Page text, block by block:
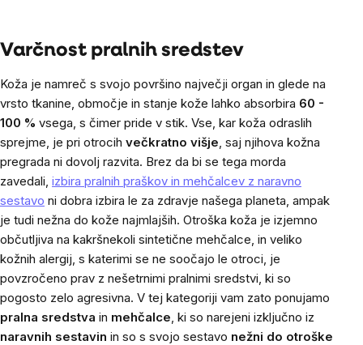
controls
Varčnost pralnih sredstev
Koža je namreč s svojo površino največji organ in glede na
vrsto tkanine, območje in stanje kože lahko absorbira 60 -
100 % vsega, s čimer pride v stik. Vse, kar koža odraslih
sprejme, je pri otrocih večkratno višje , saj njihova kožna
pregrada ni dovolj razvita. Brez da bi se tega morda
zavedali, izbira pralnih praškov in mehčalcev z naravno
sestavo ni dobra izbira le za zdravje našega planeta, ampak
je tudi nežna do kože najmlajših. Otroška koža je izjemno
občutljiva na kakršnekoli sintetične mehčalce, in veliko
kožnih alergij, s katerimi se ne soočajo le otroci, je
povzročeno prav z nešetrnimi pralnimi sredstvi, ki so
pogosto zelo agresivna. V tej kategoriji vam zato ponujamo
pralna sredstva in mehčalce , ki so narejeni izključno iz
naravnih sestavin in so s svojo sestavo nežni do otroške